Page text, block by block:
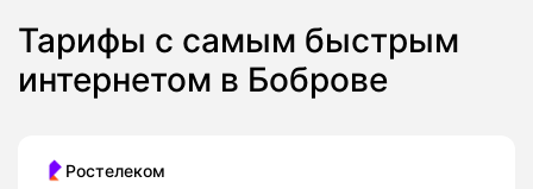
Тарифы с самым быстрым
интернетом в Боброве
Ростелеком